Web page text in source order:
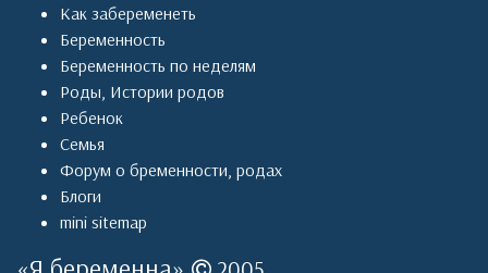
Как забеременеть
Беременность
Беременность по неделям
Роды, Истории родов
Ребенок
Семья
Форум о бременности, родах
Блоги
mini sitemap